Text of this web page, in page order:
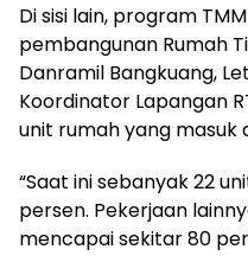
Di sisi lain, program
pembangunan Rumah
Danramil Bangkuang,
Koordinator Lapangan
unit rumah yang masuk
“Saat ini sebanyak 22
persen. Pekerjaan
mencapai sekitar 80